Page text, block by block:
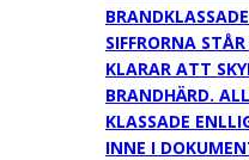
SIFFRORNA
KLARAR ATT
BRANDHÄRD.
KLASSADE
INNE I